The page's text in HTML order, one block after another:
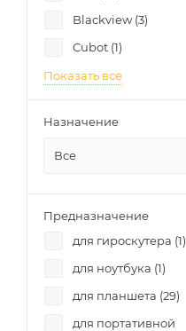
Blackview (3)
Cubot (1)
Показать все
Назначение
Все
Предназначение
для гироскутера (1)
для ноутбука (1)
для планшета (29)
для портативной